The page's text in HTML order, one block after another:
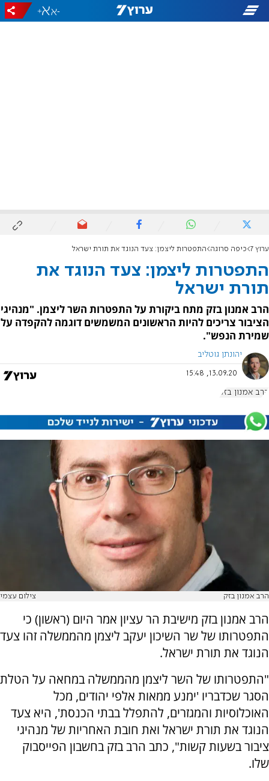
-
+
ערוץ 7 כיפה סרוגה התפטרות ליצמן: צעד הנוגד את תורת ישראל
התפטרות ליצמן: צעד הנוגד את
תורת ישראל
הרב אמנון בזק מתח ביקורת על התפטרות השר ליצמן. "מנהיגי
הציבור צריכים להיות הראשונים המשמשים דוגמה להקפדה על
שמירת הנפש".
יהונתן גוטליב
13.09.20, 15:48
הרב אמנון בזק
הרב אמנון בזק צילום עצמי
הרב אמנון בזק מישיבת הר עציון אמר היום (ראשון) כי
התפטרותו של שר השיכון יעקב ליצמן מהממשלה זהו צעד
הנוגד את תורת ישראל.
"התפטרותו של השר ליצמן מהממשלה במחאה על הטלת
הסגר שכדבריו 'ימנע ממאות אלפי יהודים, מכל
האוכלוסיות והמגזרים, להתפלל בבתי הכנסת', היא צעד
הנוגד את תורת ישראל ואת חובת האחריות של מנהיגי
ציבור בשעות קשות", כתב הרב בזק בחשבון הפייסבוק
שלו.